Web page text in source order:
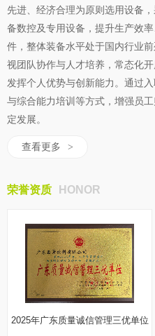
先进、经济合理为原则选用设备
备数控及专用设备，提升生产效
件，整体装备水平处于国内行业
视团队协作与人才培养，常态化
发挥个人优势与创新能力。通过
与综合能力培训等方式，增强员
定发展。
查看更多 >
荣誉资质 HONOR
2025年广东质量诚信管理三优单位